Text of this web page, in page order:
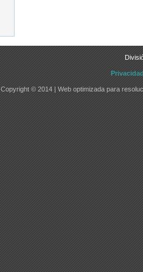
Copyright © 2014 | Web optimizada para